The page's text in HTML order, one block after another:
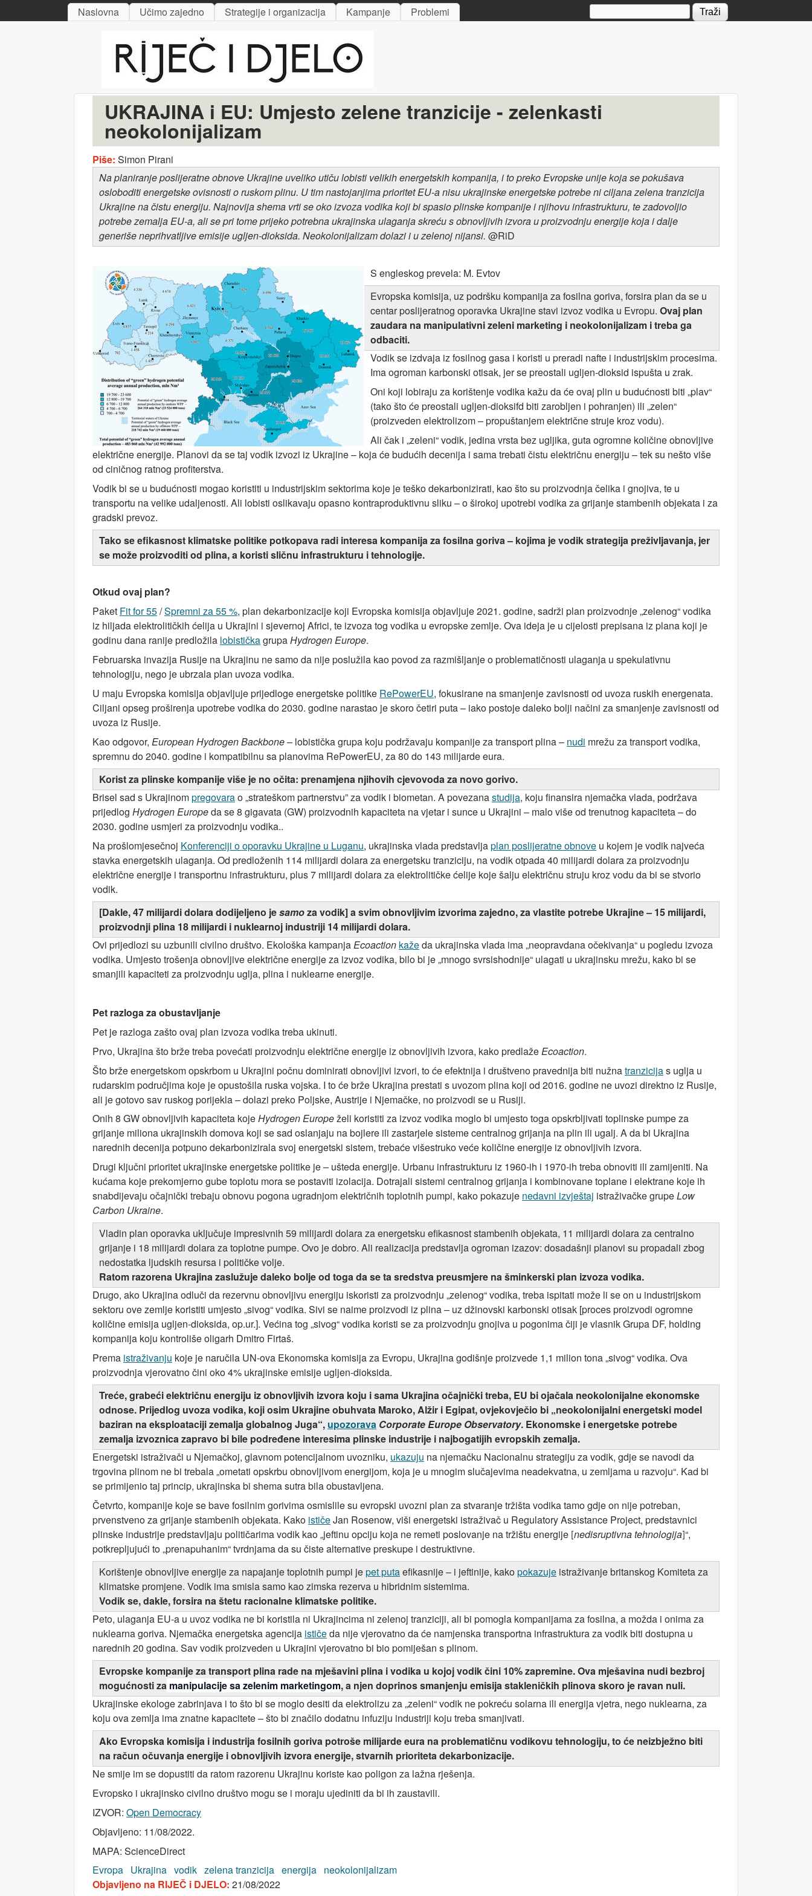
Skip to main content
MAIN MENU
Naslovna Učimo zajedno Strategije i organizacija Kampanje Problemi Search form
UKRAJINA i EU: Umjesto zelene tranzicije - zelenkasti
neokolonijalizam
Piše: Simon Pirani
Na planiranje poslijeratne obnove Ukrajine uveliko utiču lobisti velikih energetskih kompanija, i to preko Evropske unije koja se pokušava
osloboditi energetske ovisnosti o ruskom plinu. U tim nastojanjima prioritet EU-a nisu ukrajinske energetske potrebe ni ciljana zelena tranzicija
Ukrajine na čistu energiju. Najnovija shema vrti se oko izvoza vodika koji bi spasio plinske kompanije i njihovu infrastrukturu, te zadovoljio
potrebe zemalja EU-a, ali se pri tome prijeko potrebna ukrajinska ulaganja skreću s obnovljivih izvora u proizvodnju energije koja i dalje
generiše neprihvatljive emisije ugljen-dioksida. Neokolonijalizam dolazi i u zelenoj nijansi. @RiD
S engleskog prevela: M. Evtov
Evropska komisija, uz podršku kompanija za fosilna goriva, forsira plan da se u
centar poslijeratnog oporavka Ukrajine stavi izvoz vodika u Evropu. Ovaj plan
zaudara na manipulativni zeleni marketing i neokolonijalizam i treba ga
odbaciti.
Vodik se izdvaja iz fosilnog gasa i koristi u preradi nafte i industrijskim procesima.
Ima ogroman karbonski otisak, jer se preostali ugljen-dioksid ispušta u zrak.
Oni koji lobiraju za korištenje vodika kažu da će ovaj plin u budućnosti biti „plav“
(tako što će preostali ugljen-dioksifd biti zarobljen i pohranjen) ili „zelen“
(proizveden elektrolizom – propuštanjem električne struje kroz vodu).
Ali čak i „zeleni“ vodik, jedina vrsta bez ugljika, guta ogromne količine obnovljive
električne energije. Planovi da se taj vodik izvozi iz Ukrajine – koja će budućih decenija i sama trebati čistu električnu energiju – tek su nešto više
od ciničnog ratnog profiterstva.
Vodik bi se u budućnosti mogao koristiti u industrijskim sektorima koje je teško dekarbonizirati, kao što su proizvodnja čelika i gnojiva, te u
transportu na velike udaljenosti. Ali lobisti oslikavaju opasno kontraproduktivnu sliku – o širokoj upotrebi vodika za grijanje stambenih objekata i za
gradski prevoz.
Tako se efikasnost klimatske politike potkopava radi interesa kompanija za fosilna goriva – kojima je vodik strategija preživljavanja, jer
se može proizvoditi od plina, a koristi sličnu infrastrukturu i tehnologije.
Otkud ovaj plan?
Paket Fit for 55/Spremni za 55 %, plan dekarbonizacije koji Evropska komisija objavljuje 2021. godine, sadrži plan proizvodnje „zelenog“ vodika
iz hiljada elektrolitičkih ćelija u Ukrajini i sjevernoj Africi, te izvoza tog vodika u evropske zemlje. Ova ideja je u cijelosti prepisana iz plana koji je
godinu dana ranije predložila lobističkagrupaHydrogen Europe.
Februarska invazija Rusije na Ukrajinu ne samo da nije poslužila kao povod za razmišljanje o problematičnosti ulaganja u spekulativnu
tehnologiju, nego je ubrzala plan uvoza vodika.
U maju Evropska komisija objavljuje prijedloge energetske politike RePowerEU, fokusirane na smanjenje zavisnosti od uvoza ruskih energenata.
Ciljani opseg proširenja upotrebe vodika do 2030. godine narastao je skoro četiri puta – iako postoje daleko bolji načini za smanjenje zavisnosti od
uvoza iz Rusije.
Kao odgovor, European Hydrogen Backbone– lobistička grupa koju podržavaju kompanije za transport plina – nudi mrežu za transport vodika,
spremnu do 2040. godine i kompatibilnu sa planovima RePowerEU, za 80 do 143 milijarde eura.
Korist za plinske kompanije više je no očita: prenamjena njihovih cjevovoda za novo gorivo.
Brisel sad s Ukrajinompregovarao „strateškom partnerstvu” za vodik i biometan. A povezanastudija, koju finansira njemačka vlada, podržava
prijedlog Hydrogen Europeda se 8 gigavata (GW) proizvodnih kapaciteta na vjetar i sunce u Ukrajini – malo više od trenutnog kapaciteta – do
2030. godine usmjeri za proizvodnju vodika..
Na prošlomjesečnoj Konferenciji o oporavku Ukrajine u Luganu, ukrajinska vlada predstavljaplan poslijeratne obnove u kojem je vodik najveća
stavka energetskih ulaganja. Od predloženih 114 milijardi dolara za energetsku tranziciju, na vodik otpada 40 milijardi dolara za proizvodnju
električne energije i transportnu infrastrukturu, plus 7 milijardi dolara za elektrolitičke ćelije koje šalju električnu struju kroz vodu da bi se stvorio
vodik.
[Dakle, 47 milijardi dolara dodijeljeno jesamoza vodik] a svim obnovljivim izvorima zajedno, za vlastite potrebe Ukrajine – 15 milijardi,
proizvodnji plina 18 milijardi i nuklearnoj industriji 14 milijardi dolara.
Ovi prijedlozi su uzbunili civilno društvo. Ekološka kampanjaEcoaction kažeda ukrajinska vlada ima „neopravdana očekivanja“ u pogledu izvoza
vodika. Umjesto trošenja obnovljive električne energije za izvoz vodika, bilo bi je „mnogo svrsishodnije“ ulagati u ukrajinsku mrežu, kako bi se
smanjili kapaciteti za proizvodnju uglja, plina i nuklearne energije.
Pet razloga za obustavljanje
Pet je razloga zašto ovaj plan izvoza vodika treba ukinuti.
Prvo, Ukrajina što brže treba povećati proizvodnju električne energije iz obnovljivih izvora, kako predlaže Ecoaction.
Što brže energetskom opskrbom u Ukrajini počnu dominirati obnovljivi izvori, to će efektnija i društveno pravednija biti nužnatranzicijas uglja u
rudarskim područjima koje je opustošila ruska vojska. I to će brže Ukrajina prestati s uvozom plina koji od 2016. godine ne uvozi direktno iz Rusije,
ali je gotovo sav ruskog porijekla – dolazi preko Poljske, Austrije i Njemačke, no proizvodi se u Rusiji.
Onih 8 GW obnovljivih kapaciteta kojeHydrogen Europeželi koristiti za izvoz vodika moglo bi umjesto toga opskrbljivati toplinske pumpe za
grijanje miliona ukrajinskih domova koji se sad oslanjaju na bojlere ili zastarjele sisteme centralnog grijanja na plin ili ugalj. A da bi Ukrajina
narednih decenija potpuno dekarbonizirala svoj energetski sistem, trebaće višestruko veće količine energije iz obnovljivih izvora.
Drugi ključni prioritet ukrajinske energetske politike je – ušteda energije. Urbanu infrastrukturu iz 1960-ih i 1970-ih treba obnoviti ili zamijeniti. Na
kućama koje prekomjerno gube toplotu mora se postaviti izolacija. Dotrajali sistemi centralnog grijanja i kombinovane toplane i elektrane koje ih
snabdijevaju očajnički trebaju obnovu pogona ugradnjom električnih toplotnih pumpi, kako pokazuje nedavni izvještaj istraživačke grupeLow
Carbon Ukraine.
Vladin plan oporavka uključuje impresivnih 59 milijardi dolara za energetsku efikasnost stambenih objekata, 11 milijardi dolara za centralno
grijanje i 18 milijardi dolara za toplotne pumpe. Ovo je dobro. Ali realizacija predstavlja ogroman izazov: dosadašnji planovi su propadali zbog
nedostatka ljudskih resursa i političke volje.
Ratom razorena Ukrajina zaslužuje daleko bolje od toga da se ta sredstva preusmjere na šminkerski plan izvoza vodika.
Drugo, ako Ukrajina odluči da rezervnu obnovljivu energiju iskoristi za proizvodnju „zelenog“ vodika, treba ispitati može li se on u industrijskom
sektoru ove zemlje koristiti umjesto „sivog“ vodika. Sivi se naime proizvodi iz plina – uz džinovski karbonski otisak [proces proizvodi ogromne
količine emisija ugljen-dioksida, op.ur.]. Većina tog „sivog“ vodika koristi se za proizvodnju gnojiva u pogonima čiji je vlasnik Grupa DF, holding
kompanija koju kontroliše oligarh Dmitro Firtaš.
Prema istraživanju koje je naručila UN-ova Ekonomska komisija za Evropu, Ukrajina godišnje proizvede 1,1 milion tona „sivog“ vodika. Ova
proizvodnja vjerovatno čini oko 4% ukrajinske emisije ugljen-dioksida.
Treće, grabeći električnu energiju iz obnovljivih izvora koju i sama Ukrajina očajnički treba, EU bi ojačala neokolonijalne ekonomske
odnose. Prijedlog uvoza vodika, koji osim Ukrajine obuhvata Maroko, Alžir i Egipat, ovjekovječio bi „neokolonijalni energetski model
baziran na eksploataciji zemalja globalnog Juga“, upozorava Corporate Europe Observatory. Ekonomske i energetske potrebe
zemalja izvoznica zapravo bi bile podređene interesima plinske industrije i najbogatijih evropskih zemalja.
Energetski istraživači u Njemačkoj, glavnom potencijalnom uvozniku, ukazuju na njemačku Nacionalnu strategiju za vodik, gdje se navodi da
trgovina plinom ne bi trebala „ometati opskrbu obnovljivom energijom, koja je u mnogim slučajevima neadekvatna, u zemljama u razvoju“. Kad bi
se primijenio taj princip, ukrajinska bi shema sutra bila obustavljena.
Četvrto, kompanije koje se bave fosilnim gorivima osmislile su evropski uvozni plan za stvaranje tržišta vodika tamo gdje on nije potreban,
prvenstveno za grijanje stambenih objekata. Kako ističeJan Rosenow, viši energetski istraživač u Regulatory Assistance Project, predstavnici
plinske industrije predstavljaju političarima vodik kao „jeftinu opciju koja ne remeti poslovanje na tržištu energije nedisruptivna tehnologija “,
potkrepljujući to „prenapuhanim“ tvrdnjama da su čiste alternative preskupe i destruktivne.
Korištenje obnovljive energije za napajanje toplotnih pumpi jepet putaefikasnije – i jeftinije, kako pokazuje istraživanje britanskog Komiteta za
klimatske promjene. Vodik ima smisla samo kao zimska rezerva u hibridnim sistemima.
Vodik se, dakle, forsira na štetu racionalne klimatske politike.
Peto, ulaganja EU-a u uvoz vodika ne bi koristila ni Ukrajincima ni zelenoj tranziciji, ali bi pomogla kompanijama za fosilna, a možda i onima za
nuklearna goriva. Njemačka energetska agencija ističeda nije vjerovatno da će namjenska transportna infrastruktura za vodik biti dostupna u
narednih 20 godina. Sav vodik proizveden u Ukrajini vjerovatno bi bio pomiješan s plinom.
Evropske kompanije za transport plina rade na mješavini plina i vodika u kojoj vodik čini 10% zapremine. Ova mješavina nudi bezbroj
mogućnosti za manipulacije sa zelenim marketingom, a njen doprinos smanjenju emisija stakleničkih plinova skoro je ravan nuli.
Ukrajinske ekologe zabrinjava i to što bi se moglo desiti da elektrolizu za „zeleni“ vodik ne pokreću solarna ili energija vjetra, nego nuklearna, za
koju ova zemlja ima znatne kapacitete – što bi značilo dodatnu infuziju industriji koju treba smanjivati.
Ako Evropska komisija i industrija fosilnih goriva potroše milijarde eura na problematičnu vodikovu tehnologiju, to će neizbježno biti
na račun očuvanja energije i obnovljivih izvora energije, stvarnih prioriteta dekarbonizacije.
Ne smije im se dopustiti da ratom razorenu Ukrajinu koriste kao poligon za lažna rješenja.
Evropsko i ukrajinsko civilno društvo mogu se i moraju ujediniti da bi ih zaustavili.
IZVOR: Open Democracy
Objavljeno: 11/08/2022.
MAPA: ScienceDirect
Evropa Ukrajina vodik zelena tranzicija energija neokolonijalizam
Objavljeno na RIJEČ i DJELO: 21/08/2022